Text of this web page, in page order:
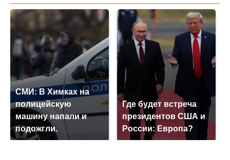
СМИ: В Химках на
полицейскую
машину напали и
подожгли.
Где будет встреча
президентов США и
России: Европа?